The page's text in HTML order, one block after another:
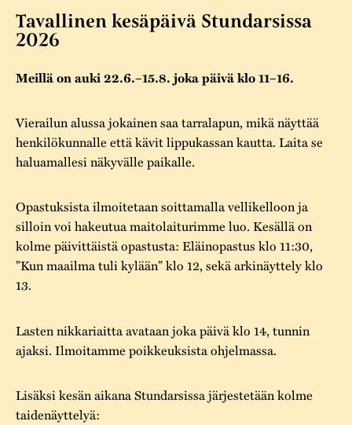
Vaellusreitti
Kestävä kehitys
Turvallisuus
Yhteystiedot
Varaa tilat
Jarl Hemmer
Rakennukset
Museokokoelmat
Museopedagogiikka
Projektit
YSTÄVÄT
Vuosikertomukset
Vuoden Gunnar
Tavallinen kesäpäivä Stundarsissa
2026
Meillä on auki 22.6.–15.8. joka päivä klo 11–16.
Vierailun alussa jokainen saa tarralapun, mikä näyttää
henkilökunnalle että kävit lippukassan kautta. Laita se
haluamallesi näkyvälle paikalle.
Opastuksista ilmoitetaan soittamalla vellikelloon ja
silloin voi hakeutua maitolaiturimme luo. Kesällä on
kolme päivittäistä opastusta: Eläinopastus klo 11:30,
”Kun maailma tuli kylään” klo 12, sekä arkinäyttely klo
13.
Lasten nikkariaitta avataan joka päivä klo 14, tunnin
ajaksi. Ilmoitamme poikkeuksista ohjelmassa.
Lisäksi kesän aikana Stundarsissa järjestetään kolme
taidenäyttelyä: